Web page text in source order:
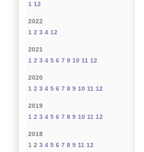
1 12
2022
1 2 3 4 12
2021
1 2 3 4 5 6 7 9 10 11 12
2020
1 2 3 4 5 6 7 8 9 10 11 12
2019
1 2 3 4 5 6 7 8 9 10 11 12
2018
1 2 3 4 5 6 7 8 9 11 12